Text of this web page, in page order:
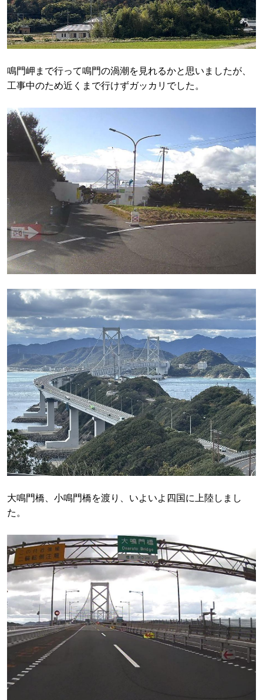
鳴門岬まで行って鳴門の渦潮を見れるかと思いましたが、
工事中のため近くまで行けずガッカリでした。
大鳴門橋、小鳴門橋を渡り、いよいよ四国に上陸しまし
た。